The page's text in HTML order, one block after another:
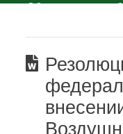
Общественные